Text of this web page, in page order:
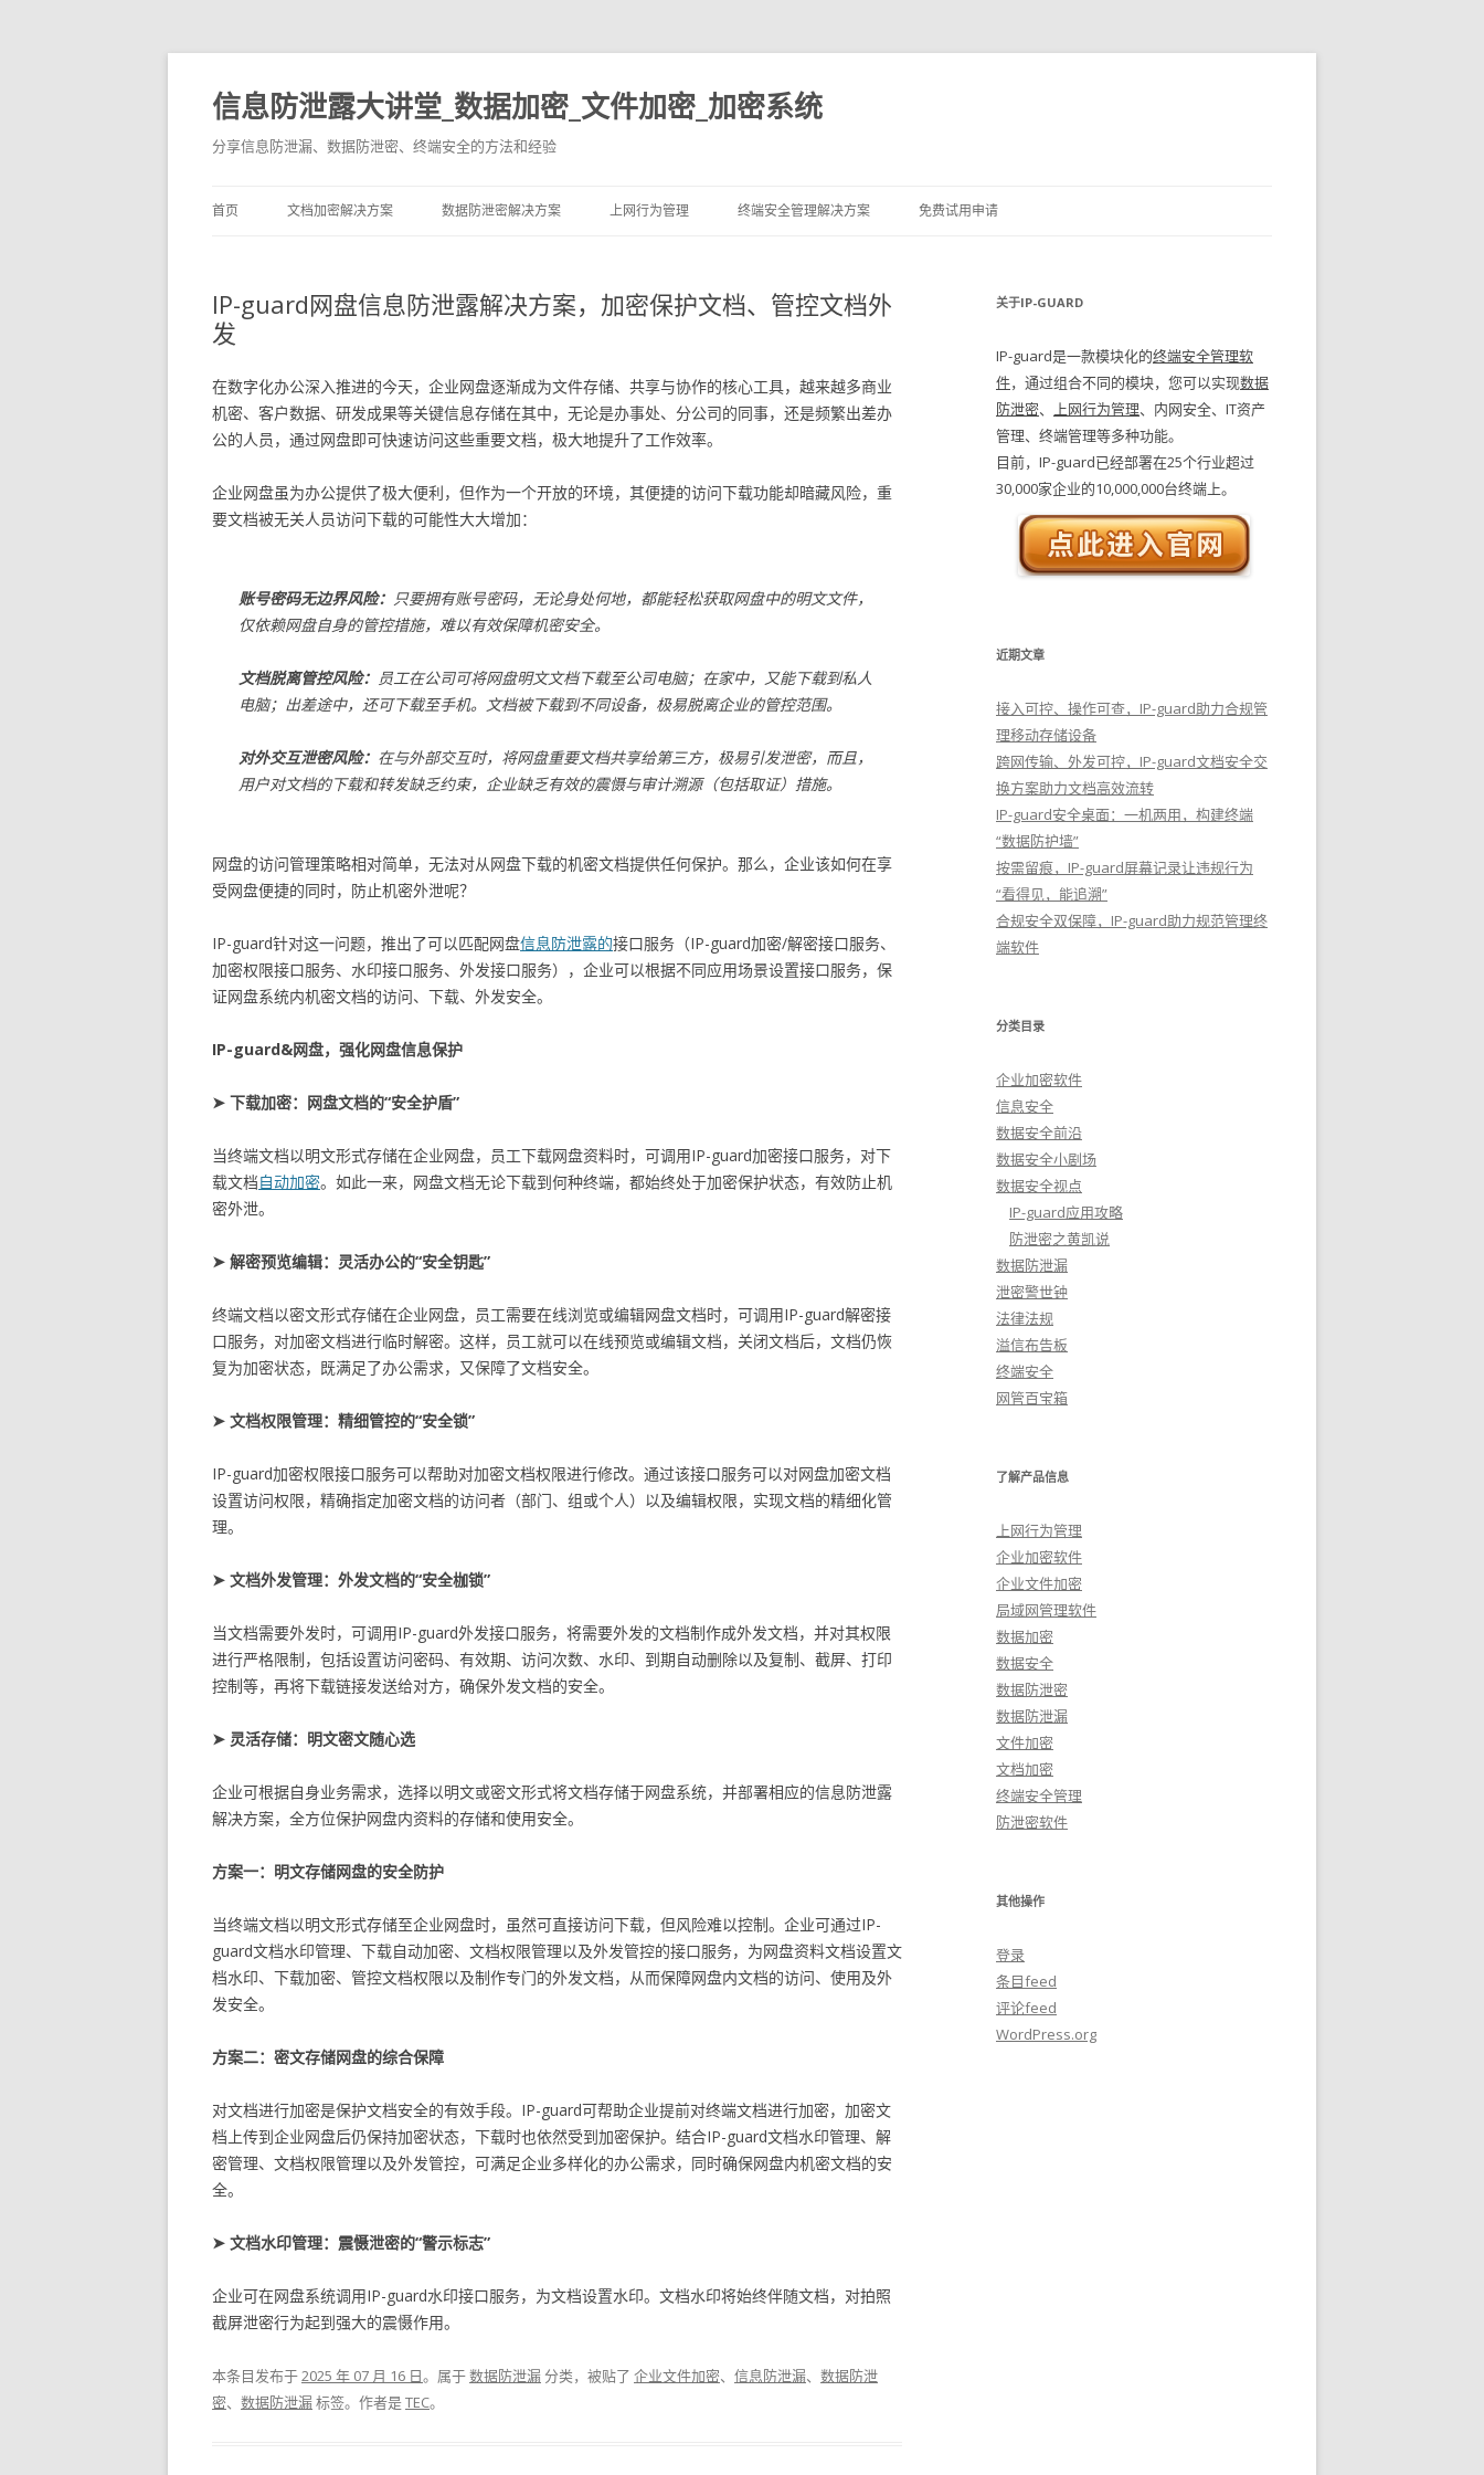
信息防泄露大讲堂_数据加密_文件加密_加密系统
分享信息防泄漏、数据防泄密、终端安全的方法和经验
首页 文档加密解决方案 数据防泄密解决方案 上网行为管理 终端安全管理解决方案 免费试用申请
IP-guard网盘信息防泄露解决方案，加密保护文档、管控文档外
发
在数字化办公深入推进的今天，企业网盘逐渐成为文件存储、共享与协作的核心工具，越来越多商业
机密、客户数据、研发成果等关键信息存储在其中，无论是办事处、分公司的同事，还是频繁出差办
公的人员，通过网盘即可快速访问这些重要文档，极大地提升了工作效率。
企业网盘虽为办公提供了极大便利，但作为一个开放的环境，其便捷的访问下载功能却暗藏风险，重
要文档被无关人员访问下载的可能性大大增加：
账号密码无边界风险： 只要拥有账号密码，无论身处何地，都能轻松获取网盘中的明文文件，
仅依赖网盘自身的管控措施，难以有效保障机密安全。
文档脱离管控风险： 员工在公司可将网盘明文文档下载至公司电脑；在家中，又能下载到私人
电脑；出差途中，还可下载至手机。文档被下载到不同设备，极易脱离企业的管控范围。
对外交互泄密风险： 在与外部交互时，将网盘重要文档共享给第三方，极易引发泄密，而且，
用户对文档的下载和转发缺乏约束，企业缺乏有效的震慑与审计溯源（包括取证）措施。
网盘的访问管理策略相对简单，无法对从网盘下载的机密文档提供任何保护。那么，企业该如何在享
受网盘便捷的同时，防止机密外泄呢？
IP-guard针对这一问题，推出了可以匹配网盘信息防泄露的接口服务（IP-guard加密/解密接口服务、
加密权限接口服务、水印接口服务、外发接口服务），企业可以根据不同应用场景设置接口服务，保
证网盘系统内机密文档的访问、下载、外发安全。
IP-guard&网盘，强化网盘信息保护
➤ 下载加密：网盘文档的“安全护盾”
当终端文档以明文形式存储在企业网盘，员工下载网盘资料时，可调用IP-guard加密接口服务，对下
载文档自动加密。如此一来，网盘文档无论下载到何种终端，都始终处于加密保护状态，有效防止机
密外泄。
➤ 解密预览编辑：灵活办公的“安全钥匙”
终端文档以密文形式存储在企业网盘，员工需要在线浏览或编辑网盘文档时，可调用IP-guard解密接
口服务，对加密文档进行临时解密。这样，员工就可以在线预览或编辑文档，关闭文档后，文档仍恢
复为加密状态，既满足了办公需求，又保障了文档安全。
➤ 文档权限管理：精细管控的“安全锁”
IP-guard加密权限接口服务可以帮助对加密文档权限进行修改。通过该接口服务可以对网盘加密文档
设置访问权限，精确指定加密文档的访问者（部门、组或个人）以及编辑权限，实现文档的精细化管
理。
➤ 文档外发管理：外发文档的“安全枷锁”
当文档需要外发时，可调用IP-guard外发接口服务，将需要外发的文档制作成外发文档，并对其权限
进行严格限制，包括设置访问密码、有效期、访问次数、水印、到期自动删除以及复制、截屏、打印
控制等，再将下载链接发送给对方，确保外发文档的安全。
➤ 灵活存储：明文密文随心选
企业可根据自身业务需求，选择以明文或密文形式将文档存储于网盘系统，并部署相应的信息防泄露
解决方案，全方位保护网盘内资料的存储和使用安全。
方案一：明文存储网盘的安全防护
当终端文档以明文形式存储至企业网盘时，虽然可直接访问下载，但风险难以控制。企业可通过IP-
guard文档水印管理、下载自动加密、文档权限管理以及外发管控的接口服务，为网盘资料文档设置文
档水印、下载加密、管控文档权限以及制作专门的外发文档，从而保障网盘内文档的访问、使用及外
发安全。
方案二：密文存储网盘的综合保障
对文档进行加密是保护文档安全的有效手段。IP-guard可帮助企业提前对终端文档进行加密，加密文
档上传到企业网盘后仍保持加密状态，下载时也依然受到加密保护。结合IP-guard文档水印管理、解
密管理、文档权限管理以及外发管控，可满足企业多样化的办公需求，同时确保网盘内机密文档的安
全。
➤ 文档水印管理：震慑泄密的“警示标志”
企业可在网盘系统调用IP-guard水印接口服务，为文档设置水印。文档水印将始终伴随文档，对拍照
截屏泄密行为起到强大的震慑作用。
本条目发布于2025 年 07 月 16 日。属于数据防泄漏分类，被贴了 企业文件加密、 信息防泄漏、 数据防泄
密、 数据防泄漏标签。 作者是TEC。
关于IP-GUARD
IP-guard是一款模块化的终端安全管理软
件，通过组合不同的模块，您可以实现数据
防泄密、 上网行为管理、内网安全、IT资产
管理、终端管理等多种功能。
目前，IP-guard已经部署在25个行业超过
30,000家企业的10,000,000台终端上。
近期文章
接入可控、操作可查，IP-guard助力合规管
理移动存储设备
跨网传输、外发可控，IP-guard文档安全交
换方案助力文档高效流转
IP-guard安全桌面：一机两用，构建终端
“数据防护墙”
按需留痕，IP-guard屏幕记录让违规行为
“看得见，能追溯”
合规安全双保障，IP-guard助力规范管理终
端软件
分类目录
企业加密软件
信息安全
数据安全前沿
数据安全小剧场
数据安全视点
IP-guard应用攻略
防泄密之黄凯说
数据防泄漏
泄密警世钟
法律法规
溢信布告板
终端安全
网管百宝箱
了解产品信息
上网行为管理
企业加密软件
企业文件加密
局域网管理软件
数据加密
数据安全
数据防泄密
数据防泄漏
文件加密
文档加密
终端安全管理
防泄密软件
其他操作
登录
条目feed
评论feed
WordPress.org